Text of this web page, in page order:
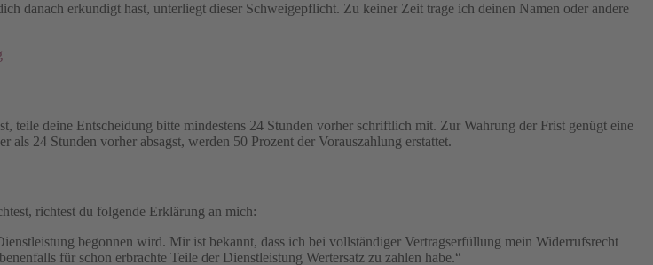
danach erkundigt hast, unterliegt dieser Schweigepflicht. Zu keiner Zeit trage ich deinen Namen oder andere
teile deine Entscheidung bitte mindestens 24 Stunden vorher schriftlich mit. Zur Wahrung der Frist genügt eine
24 Stunden vorher absagst, werden 50 Prozent der Vorauszahlung erstattet.
richtest du folgende Erklärung an mich:
begonnen wird. Mir ist bekannt, dass ich bei vollständiger Vertragserfüllung mein Widerrufsrecht
für schon erbrachte Teile der Dienstleistung Wertersatz zu zahlen habe.“